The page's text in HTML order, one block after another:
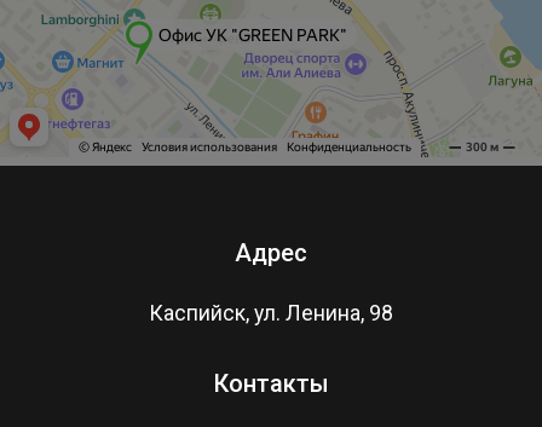
Адрес
Каспийск, ул. Ленина, 98
Контакты